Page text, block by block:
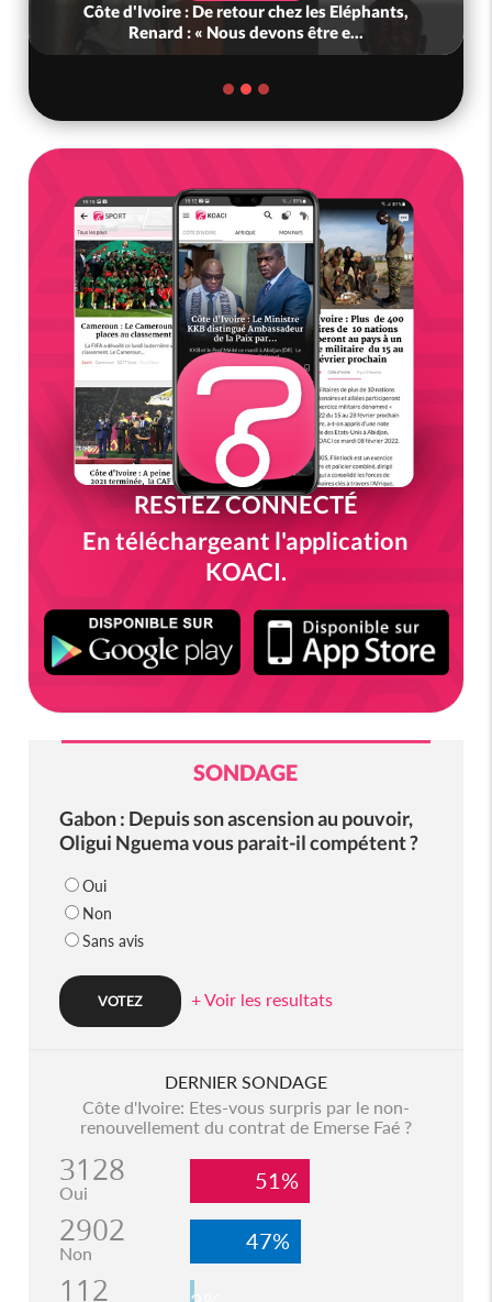
Côte d'Ivoire : De retour chez les Eléphants,
Renard : « Nous devons être e...
RESTEZ CONNECTÉ
En téléchargeant l'application
KOACI.
SONDAGE
Gabon : Depuis son ascension au pouvoir,
Oligui Nguema vous parait-il compétent ?
Oui
Non
Sans avis
+ Voir les resultats
DERNIER SONDAGE
Côte d'Ivoire: Etes-vous surpris par le non-
renouvellement du contrat de Emerse Faé ?
3128
Oui 51%
2902
Non 47%
112